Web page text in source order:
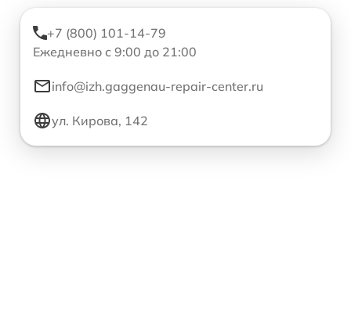
+7 (800) 101-14-79
Ежедневно с 9:00 до 21:00
info@izh.gaggenau-repair-center.ru
ул. Кирова, 142